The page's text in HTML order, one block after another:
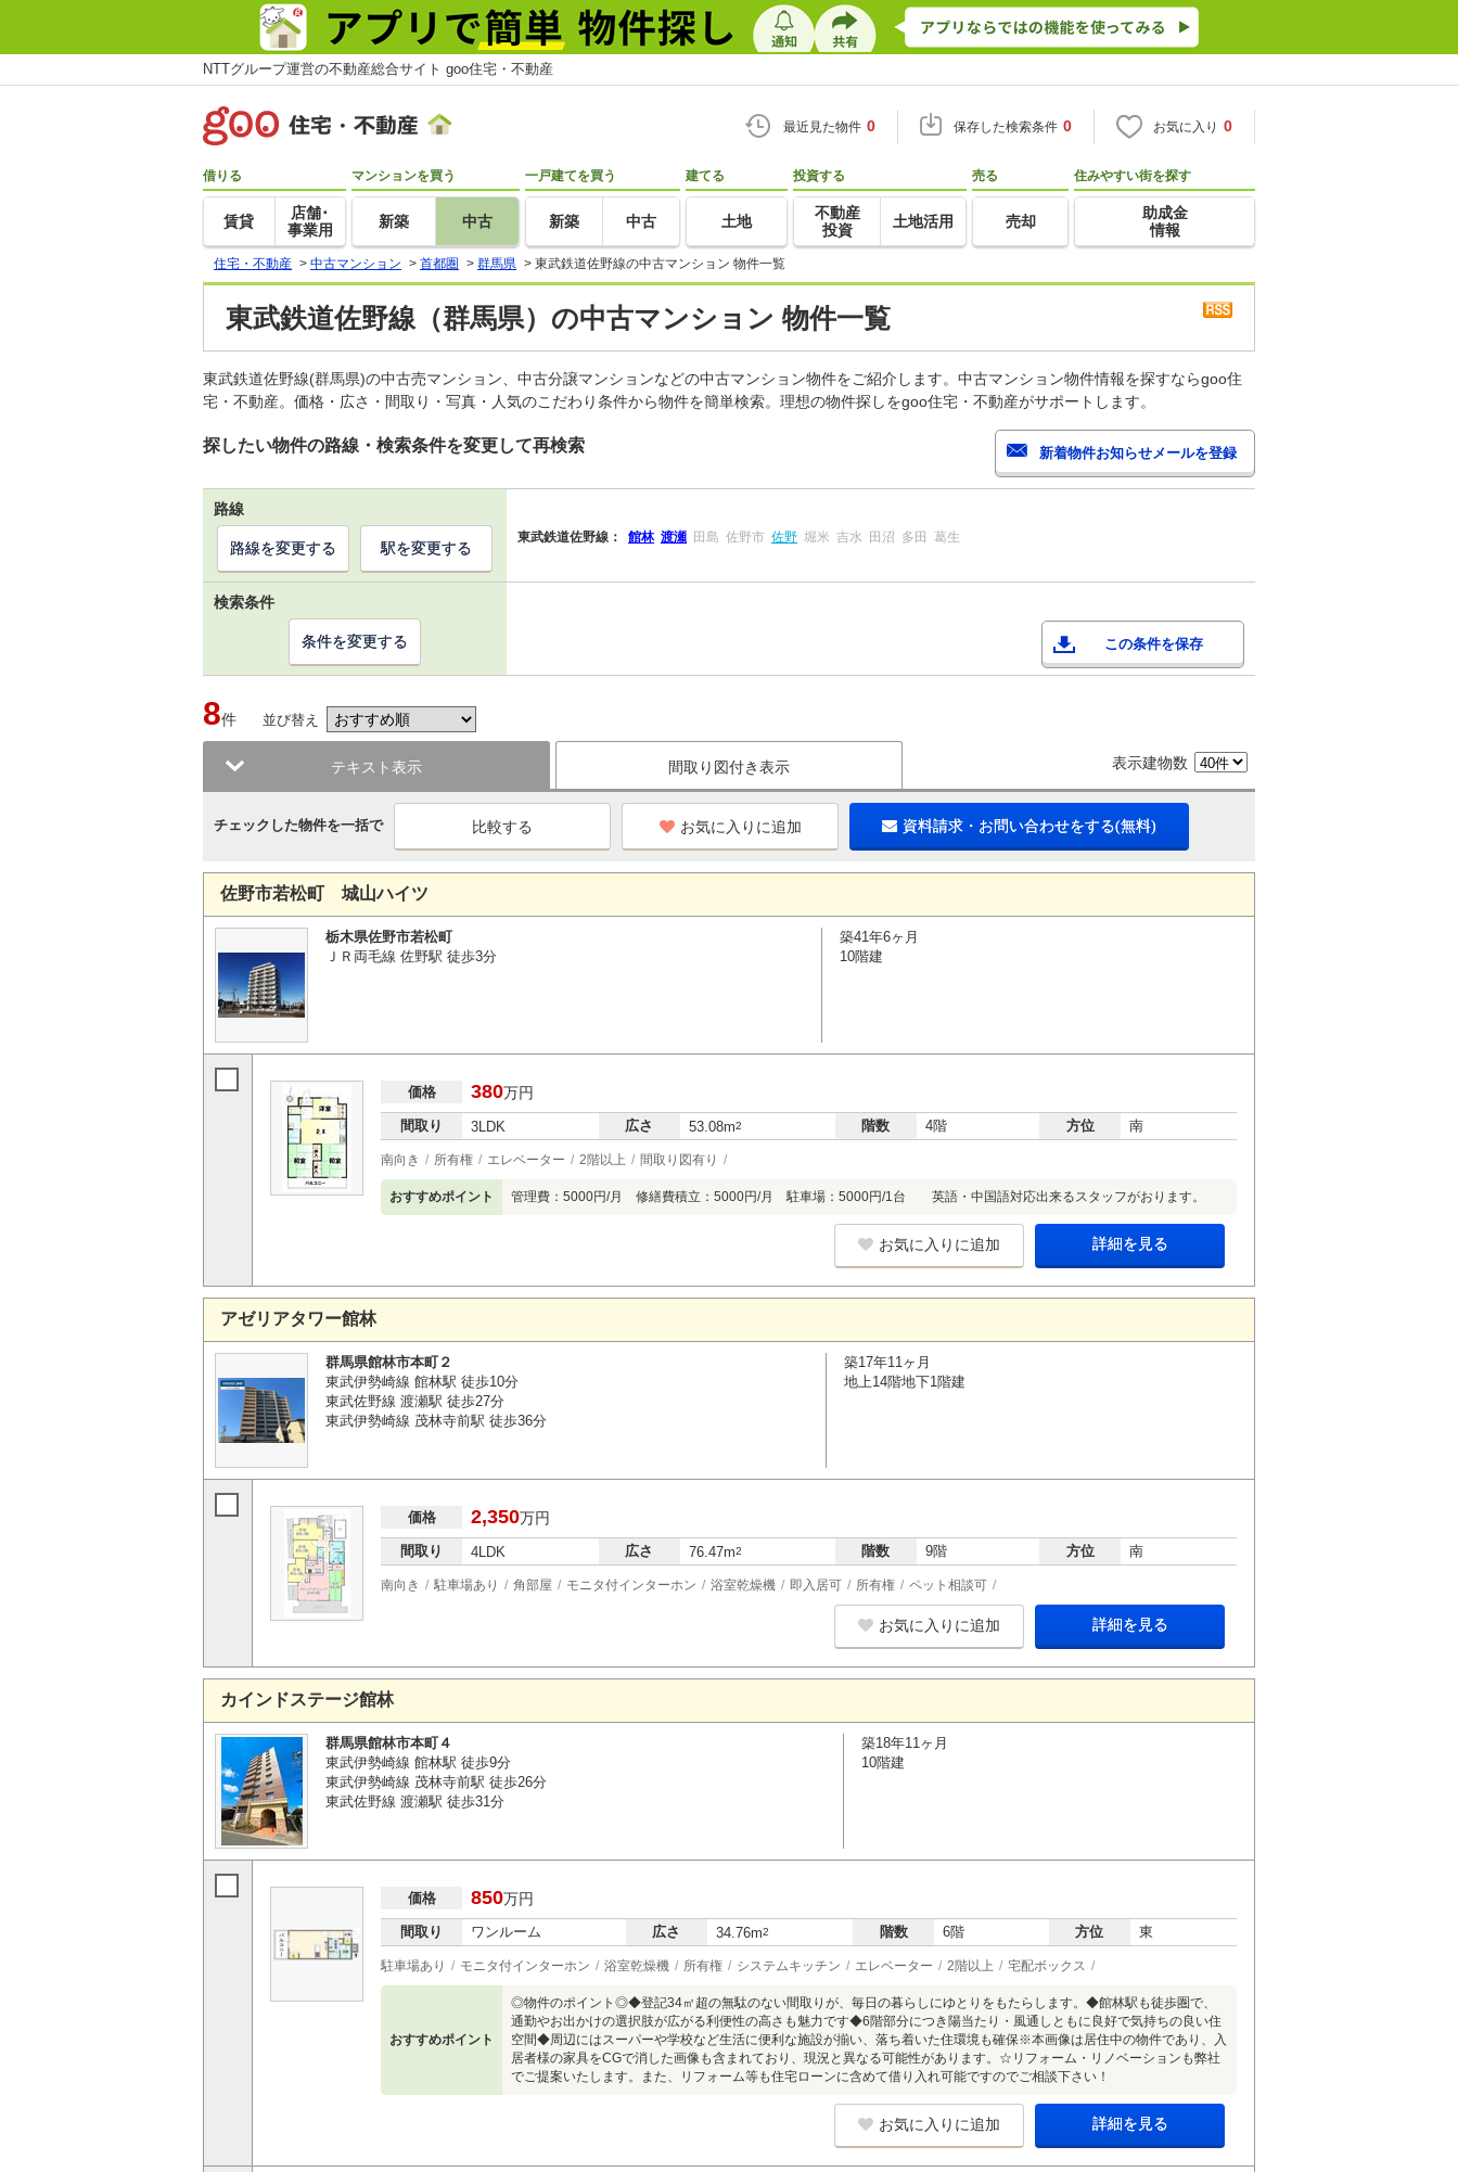
NTTグループ運営の不動産総合サイト goo住宅・不動産
最近見た物件 0 保存した検索条件 0 お気に入り 0
借りる
賃貸
店舗･
事業用
マンションを買う
新築 中古
一戸建てを買う
新築 中古
建てる
土地
投資する
不動産
投資
土地活用
売る
売却
住みやすい街を探す
助成金
情報
住宅・不動産 > 中古マンション > 首都圏 > 群馬県 > 東武鉄道佐野線の中古マンション 物件一覧
東武鉄道佐野線（群馬県）の中古マンション 物件一覧
東武鉄道佐野線(群馬県)の中古売マンション、中古分譲マンションなどの中古マンション物件をご紹介します。中古マンション物件情報を探すならgoo住
宅・不動産。価格・広さ・間取り・写真・人気のこだわり条件から物件を簡単検索。理想の物件探しをgoo住宅・不動産がサポートします。
探したい物件の路線・検索条件を変更して再検索
路線
東武鉄道佐野線： 館林 渡瀬 田島 佐野市 佐野 堀米 吉水 田沼 多田 葛生
路線を変更する 駅を変更する
検索条件
この条件を保存
条件を変更する
8件 並び替え
テキスト表示 間取り図付き表示 表示建物数
チェックした物件を一括で お気に入りに追加 資料請求・お問い合わせをする(無料)
佐野市若松町 城山ハイツ
栃木県佐野市若松町
ＪＲ両毛線 佐野駅 徒歩3分
築41年6ヶ月
10階建
価格 380万円
間取り 3LDK 広さ 53.08m2 階数 4階 方位 南
南向き 所有権 エレベーター 2階以上 間取り図有り
おすすめポイント 管理費：5000円/月 修繕費積立：5000円/月 駐車場：5000円/1台 英語・中国語対応出来るスタッフがおります。
お気に入りに追加 詳細を見る
アゼリアタワー館林
群馬県館林市本町２
東武伊勢崎線 館林駅 徒歩10分
東武佐野線 渡瀬駅 徒歩27分
東武伊勢崎線 茂林寺前駅 徒歩36分
築17年11ヶ月
地上14階地下1階建
価格 2,350万円
間取り 4LDK 広さ 76.47m2 階数 9階 方位 南
南向き 駐車場あり 角部屋 モニタ付インターホン 浴室乾燥機 即入居可 所有権 ペット相談可
お気に入りに追加 詳細を見る
カインドステージ館林
群馬県館林市本町４
東武伊勢崎線 館林駅 徒歩9分
東武伊勢崎線 茂林寺前駅 徒歩26分
東武佐野線 渡瀬駅 徒歩31分
築18年11ヶ月
10階建
価格 850万円
間取り ワンルーム 広さ 34.76m2 階数 6階 方位 東
駐車場あり モニタ付インターホン 浴室乾燥機 所有権 システムキッチン エレベーター 2階以上 宅配ボックス
おすすめポイント
◎物件のポイント◎◆登記34㎡超の無駄のない間取りが、毎日の暮らしにゆとりをもたらします。◆館林駅も徒歩圏で、
通勤やお出かけの選択肢が広がる利便性の高さも魅力です◆6階部分につき陽当たり・風通しともに良好で気持ちの良い住
空間◆周辺にはスーパーや学校など生活に便利な施設が揃い、落ち着いた住環境も確保※本画像は居住中の物件であり、入
居者様の家具をCGで消した画像も含まれており、現況と異なる可能性があります。☆リフォーム・リノベーションも弊社
でご提案いたします。また、リフォーム等も住宅ローンに含めて借り入れ可能ですのでご相談下さい！
お気に入りに追加 詳細を見る